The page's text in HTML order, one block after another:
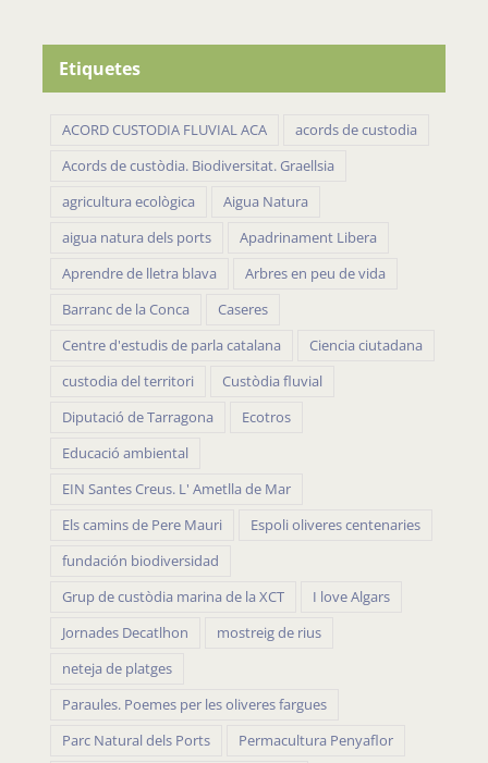
Etiquetes
ACORD CUSTODIA FLUVIAL ACA
acords de custodia
Acords de custòdia. Biodiversitat. Graellsia
agricultura ecològica
Aigua Natura
aigua natura dels ports
Apadrinament Libera
Aprendre de lletra blava
Arbres en peu de vida
Barranc de la Conca
Caseres
Centre d'estudis de parla catalana
Ciencia ciutadana
custodia del territori
Custòdia fluvial
Diputació de Tarragona
Ecotros
Educació ambiental
EIN Santes Creus. L' Ametlla de Mar
Els camins de Pere Mauri
Espoli oliveres centenaries
fundación biodiversidad
Grup de custòdia marina de la XCT
I love Algars
Jornades Decatlhon
mostreig de rius
neteja de platges
Paraules. Poemes per les oliveres fargues
Parc Natural dels Ports
Permacultura Penyaflor